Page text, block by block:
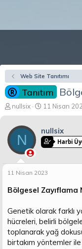
Web Site Tanıtımı
Tanıtım
K
o
b
y
a
ş
l
t
a
n
nullsix
B
a
l
a
n
ç
t
a
i
h
i
11 Nisan
N
nullsix
Harbi
11 Nisan 2023
Bölgesel Zayıflama
Genetik olarak farklı
hücreleri, belirli
toplanarak yağ
birtakım yöntemler